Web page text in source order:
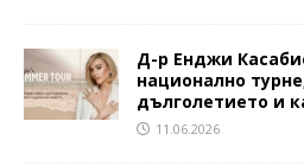
Д-р Енджи
национално
дълголетието и
11.06.2026